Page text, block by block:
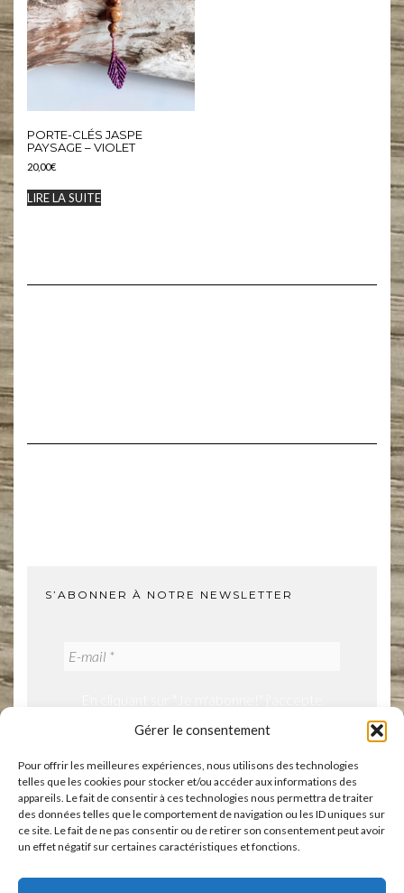
Gérer le consentement
Pour offrir les meilleures expériences, nous utilisons des technologies
telles que les cookies pour stocker et/ou accéder aux informations des
appareils. Le fait de consentir à ces technologies nous permettra de traiter
des données telles que le comportement de navigation ou les ID uniques sur
ce site. Le fait de ne pas consentir ou de retirer son consentement peut avoir
un effet négatif sur certaines caractéristiques et fonctions.
PORTE-CLÉS JASPE
PAYSAGE – VIOLET
20,00€
LIRE LA SUITE
S’ABONNER À NOTRE NEWSLETTER
VOS AVIS